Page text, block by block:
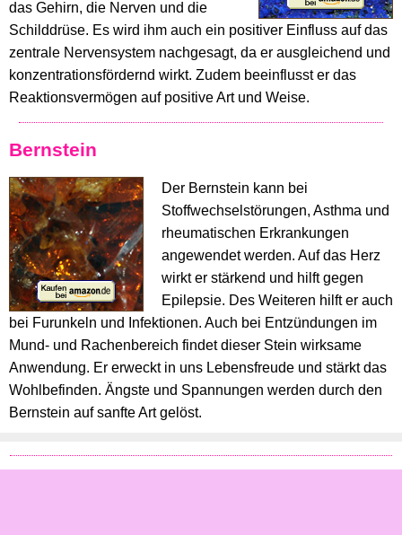
das Gehirn, die Nerven und die
Schilddrüse. Es wird ihm auch ein positiver Einfluss auf das
zentrale Nervensystem nachgesagt, da er ausgleichend und
konzentrationsfördernd wirkt. Zudem beeinflusst er das
Reaktionsvermögen auf positive Art und Weise.
Bernstein
Der Bernstein kann bei
Stoffwechselstörungen, Asthma und
rheumatischen Erkrankungen
angewendet werden. Auf das Herz
wirkt er stärkend und hilft gegen
Epilepsie. Des Weiteren hilft er auch
bei Furunkeln und Infektionen. Auch bei Entzündungen im
Mund- und Rachenbereich findet dieser Stein wirksame
Anwendung. Er erweckt in uns Lebensfreude und stärkt das
Wohlbefinden. Ängste und Spannungen werden durch den
Bernstein auf sanfte Art gelöst.